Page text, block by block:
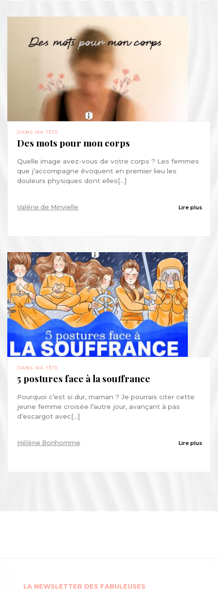
DANS MA TÊTE
Des mots pour mon corps
Quelle image avez-vous de votre corps ? Les femmes
que j’accompagne évoquent en premier lieu les
douleurs physiques dont elles[...]
Valérie de Minvielle Lire plus
DANS MA TÊTE
5 postures face à la souffrance
Pourquoi c’est si dur, maman ? Je pourrais citer cette
jeune femme croisée l’autre jour, avançant à pas
d’escargot avec[...]
Hélène Bonhomme Lire plus
LA NEWSLETTER DES FABULEUSES